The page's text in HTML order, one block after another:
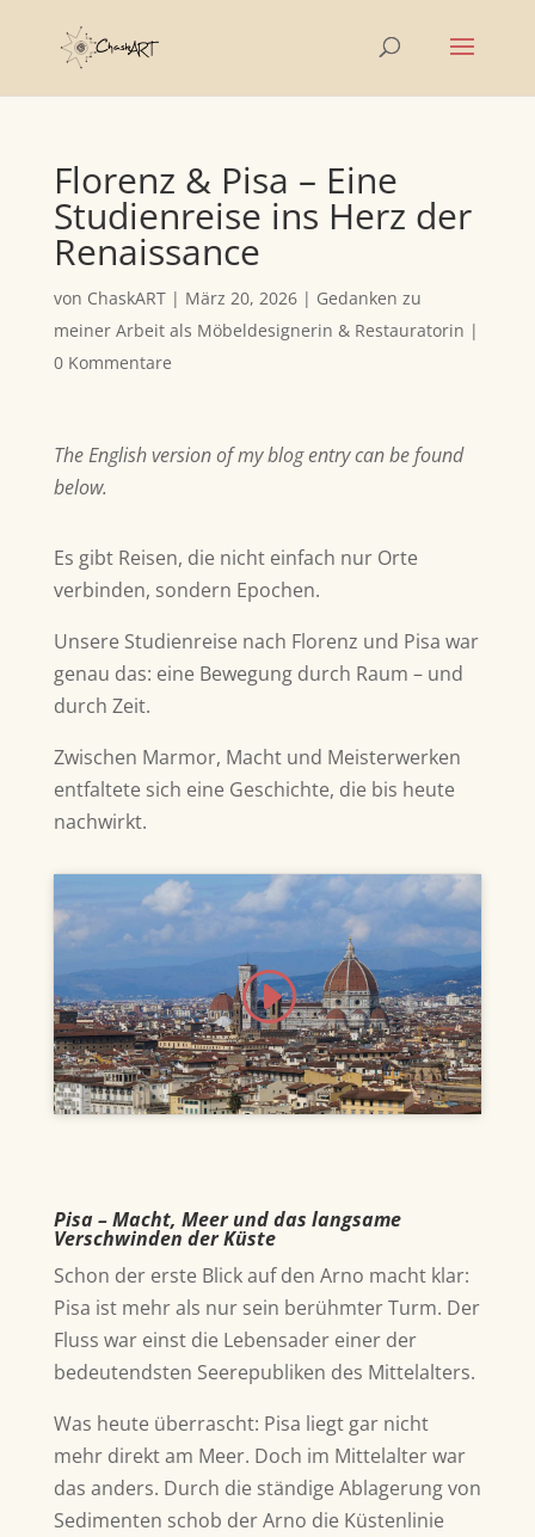
Florenz & Pisa – Eine
Studienreise ins Herz der
Renaissance
von ChaskART| März 20, 2026| Gedanken zu
meiner Arbeit als Möbeldesignerin & Restauratorin |
0 Kommentare
The English version of my blog entry can be found
below.
Es gibt Reisen, die nicht einfach nur Orte
verbinden, sondern Epochen.
Unsere Studienreise nach Florenz und Pisa war
genau das: eine Bewegung durch Raum – und
durch Zeit.
Zwischen Marmor, Macht und Meisterwerken
entfaltete sich eine Geschichte, die bis heute
nachwirkt.
Klicke hier, um Marketing-Cookies zu
akzeptieren und diesen Inhalt zu
aktivieren
Pisa – Macht, Meer und das langsame
Verschwinden der Küste
Schon der erste Blick auf den Arno macht klar:
Pisa ist mehr als nur sein berühmter Turm. Der
Fluss war einst die Lebensader einer der
bedeutendsten Seerepubliken des Mittelalters.
Was heute überrascht: Pisa liegt gar nicht
mehr direkt am Meer. Doch im Mittelalter war
das anders. Durch die ständige Ablagerung von
Sedimenten schob der Arno die Küstenlinie